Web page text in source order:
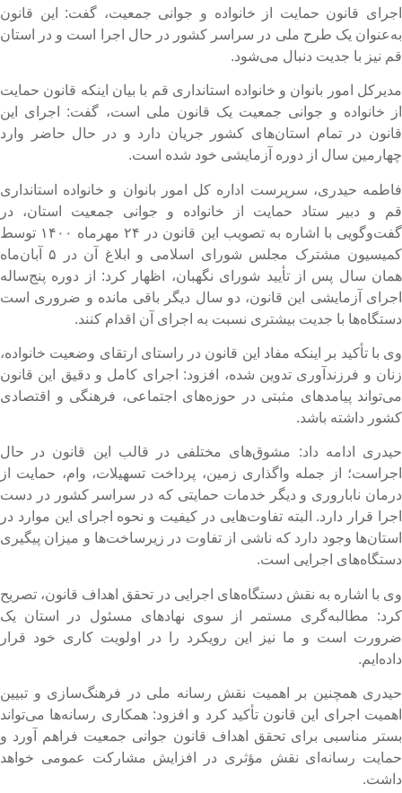
قانون حمایت از خانواده و جوانی جمعیت، گفت: این قانون
یک طرح ملی در سراسر کشور در حال اجرا است و در استان
نیز با جدیت دنبال می‌شود.
امور بانوان و خانواده استانداری قم با بیان اینکه قانون حمایت
خانواده و جوانی جمعیت یک قانون ملی است، گفت: اجرای این
در تمام استان‌های کشور جریان دارد و در حال حاضر وارد
سال از دوره آزمایشی خود شده است.
حیدری، سرپرست اداره کل امور بانوان و خانواده استانداری
و دبیر ستاد حمایت از خانواده و جوانی جمعیت استان، در
گفت‌وگویی با اشاره به تصویب این قانون در ۲۴ مهرماه ۱۴۰۰ توسط
کمیسیون مشترک مجلس شورای اسلامی و ابلاغ آن در ۵ آبان‌ماه
سال پس از تأیید شورای نگهبان، اظهار کرد: از دوره پنج‌ساله
آزمایشی این قانون، دو سال دیگر باقی مانده و ضروری است
با جدیت بیشتری نسبت به اجرای آن اقدام کنند.
با تأکید بر اینکه مفاد این قانون در راستای ارتقای وضعیت خانواده،
و فرزندآوری تدوین شده، افزود: اجرای کامل و دقیق این قانون
پیامدهای مثبتی در حوزه‌های اجتماعی، فرهنگی و اقتصادی
داشته باشد.
ادامه داد: مشوق‌های مختلفی در قالب این قانون در حال
از جمله واگذاری زمین، پرداخت تسهیلات، وام، حمایت از
ناباروری و دیگر خدمات حمایتی که در سراسر کشور در دست
قرار دارد. البته تفاوت‌هایی در کیفیت و نحوه اجرای این موارد در
وجود دارد که ناشی از تفاوت در زیرساخت‌ها و میزان پیگیری
اجرایی است.
با اشاره به نقش دستگاه‌های اجرایی در تحقق اهداف قانون، تصریح
مطالبه‌گری مستمر از سوی نهادهای مسئول در استان یک
است و ما نیز این رویکرد را در اولویت کاری خود قرار
همچنین بر اهمیت نقش رسانه ملی در فرهنگ‌سازی و تبیین
اجرای این قانون تأکید کرد و افزود: همکاری رسانه‌ها می‌تواند
مناسبی برای تحقق اهداف قانون جوانی جمعیت فراهم آورد و
رسانه‌ای نقش مؤثری در افزایش مشارکت عمومی خواهد